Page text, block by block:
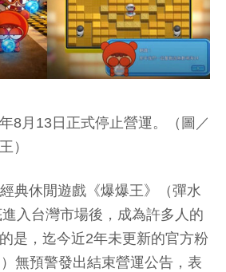
8月13日正式停止營運。（圖／
）
典休閒遊戲《爆爆王》（彈水
入台灣市場後，成為許多人的
是，迄今近2年未更新的官方粉
無預警發出結束營運公告，表